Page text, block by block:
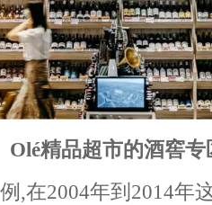
Olé精品超市的酒窖专
,在2004年到2014年